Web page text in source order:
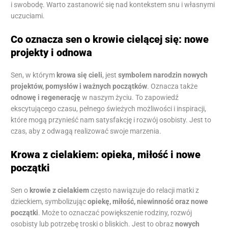
i swobodę. Warto zastanowić się nad kontekstem snu i własnymi
uczuciami.
Co oznacza sen o krowie cielącej się: nowe
projekty i odnowa
Sen, w którym krowa się cieli, jestsymbolem narodzin nowych
projektów, pomysłów i ważnych początków. Oznacza także
odnowę i regenerację w naszym życiu. To zapowiedź
ekscytującego czasu, pełnego świeżych możliwości i inspiracji,
które mogą przynieść nam satysfakcję i rozwój osobisty. Jest to
czas, aby z odwagą realizować swoje marzenia.
Krowa z cielakiem: opieka, miłość i nowe
początki
Sen o krowie z cielakiemczęsto nawiązuje do relacji matki z
dzieckiem, symbolizującopiekę, miłość, niewinność oraz nowe
początki. Może to oznaczać powiększenie rodziny, rozwój
osobisty lub potrzebę troski o bliskich. Jest to obraznowych